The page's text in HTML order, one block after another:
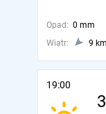
Opad: 0 mm
Wiatr:
9
19:00